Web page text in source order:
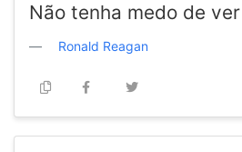
Não tenha medo de
Ronald Reagan